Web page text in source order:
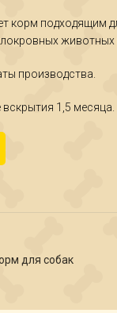
корм подходящим
животных
производства.
1,5 месяца.
для собак